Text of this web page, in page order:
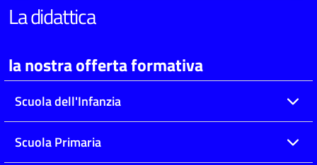
La didattica
la nostra offerta formativa
Scuola dell'Infanzia
Scuola Primaria